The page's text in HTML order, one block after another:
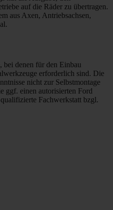
auf die Räder zu übertragen.
aus Axen, Antriebsachsen,
bei denen für den Einbau
erforderlich sind. Die
nicht zur Selbstmontage
ggf. einen autorisierten Ford
Fachwerkstatt bzgl.